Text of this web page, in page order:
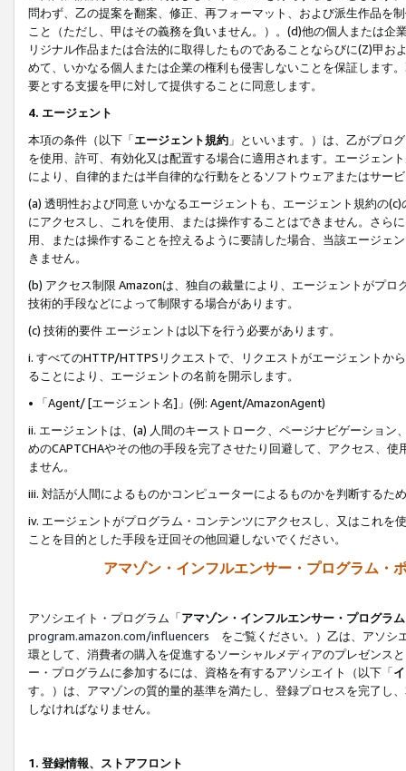
問わず、乙の提案を翻案、修正、再フォーマット、および派生作品を
こと（ただし、甲はその義務を負いません。）。(d)他の個人または
リジナル作品または合法的に取得したものであることならびに(Z)甲
めて、いかなる個人または企業の権利も侵害しないことを保証します
要とする支援を甲に対して提供することに同意します。
4. エージェント
本項の条件（以下「エージェント規約 」といいます。）は、乙がプロ
を使用、許可、有効化又は配置する場合に適用されます。エージェン
により、自律的または半自律的な行動をとるソフトウェアまたはサー
(a) 透明性および同意 いかなるエージェントも、エージェント規約の
にアクセスし、これを使用、または操作することはできません。さら
用、または操作することを控えるように要請した場合、当該エージェ
きません。
(b) アクセス制限 Amazonは、独自の裁量により、エージェントがプ
技術的手段などによって制限する場合があります。
(c) 技術的要件 エージェントは以下を行う必要があります。
i. すべてのHTTP/HTTPSリクエストで、リクエストがエージェントか
ることにより、エージェントの名前を開示します。
• 「Agent/ [エージェント名]」(例: Agent/AmazonAgent)
ii. エージェントは、(a) 人間のキーストローク、ページナビゲーショ
めのCAPTCHAやその他の手段を完了させたり回避して、アクセス、
ません。
iii. 対話が人間によるものかコンピューターによるものかを判断するた
iv. エージェントがプログラム・コンテンツにアクセスし、又はこれ
ことを目的とした手段を迂回その他回避しないでください。
アマゾン・インフルエンサー・プログラム・
アソシエイト・プログラム「アマゾン・インフルエンサー・プログラム
program.amazon.com/influencers をご覧ください。）乙は、アソシ
環として、消費者の購入を促進するソーシャルメディアのプレゼンス
ー・プログラムに参加するには、資格を有するアソシエイト（以下「
す。）は、アマゾンの質的量的基準を満たし、登録プロセスを完了し、
しなければなりません。
1. 登録情報、ストアフロント